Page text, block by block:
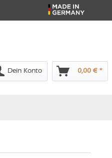
Dein Konto 0,00 € *